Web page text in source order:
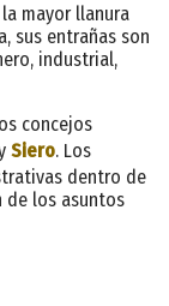
mayor llanura
sus entrañas son
industrial,
concejos
Siero. Los
dentro de
de los asuntos